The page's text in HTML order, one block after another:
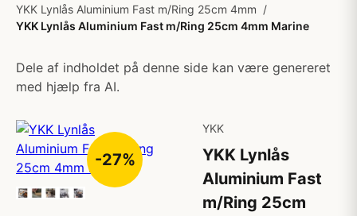
YKK Lynlås Aluminium Fast m/Ring 25cm 4mm /
YKK Lynlås Aluminium Fast m/Ring 25cm 4mm Marine
Dele af indholdet på denne side kan være genereret
med hjælp fra AI.
-27%
YKK
YKK Lynlås
Aluminium Fast
m/Ring 25cm